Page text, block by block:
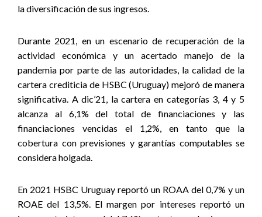
la diversificación de sus ingresos.
Durante 2021, en un escenario de recuperación de la
actividad económica y un acertado manejo de la
pandemia por parte de las autoridades, la calidad de la
cartera crediticia de HSBC (Uruguay) mejoró de manera
significativa. A dic’21, la cartera en categorías 3, 4 y 5
alcanza al 6,1% del total de financiaciones y las
financiaciones vencidas el 1,2%, en tanto que la
cobertura con previsiones y garantías computables se
considera holgada.
En 2021 HSBC Uruguay reportó un ROAA del 0,7% y un
ROAE del 13,5%. El margen por intereses reportó un